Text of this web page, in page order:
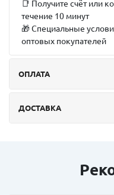
📑 Получите счёт или
течение 10 минут
🎁 Специальные
оптовых покупателей
ОПЛАТА
ДОСТАВКА